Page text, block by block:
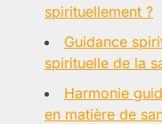
spirituellement ?
Guidance
spirituelle de la
Harmonie
en matière de